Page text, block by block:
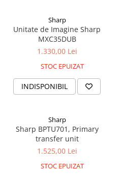
Caiete Mecanice
Articole Ambalare
Elastice bani
Magneți
Rechizite Școlare
Ghiozdane / Genți
Instrumente de Scris și Desen
Sharp
Unitate de Imagine Sharp
MXC35DUB
1.330,00 Lei
STOC EPUIZAT
INDISPONIBIL
Sharp
Sharp BPTU701, Primary
transfer unit
1.525,00 Lei
STOC EPUIZAT